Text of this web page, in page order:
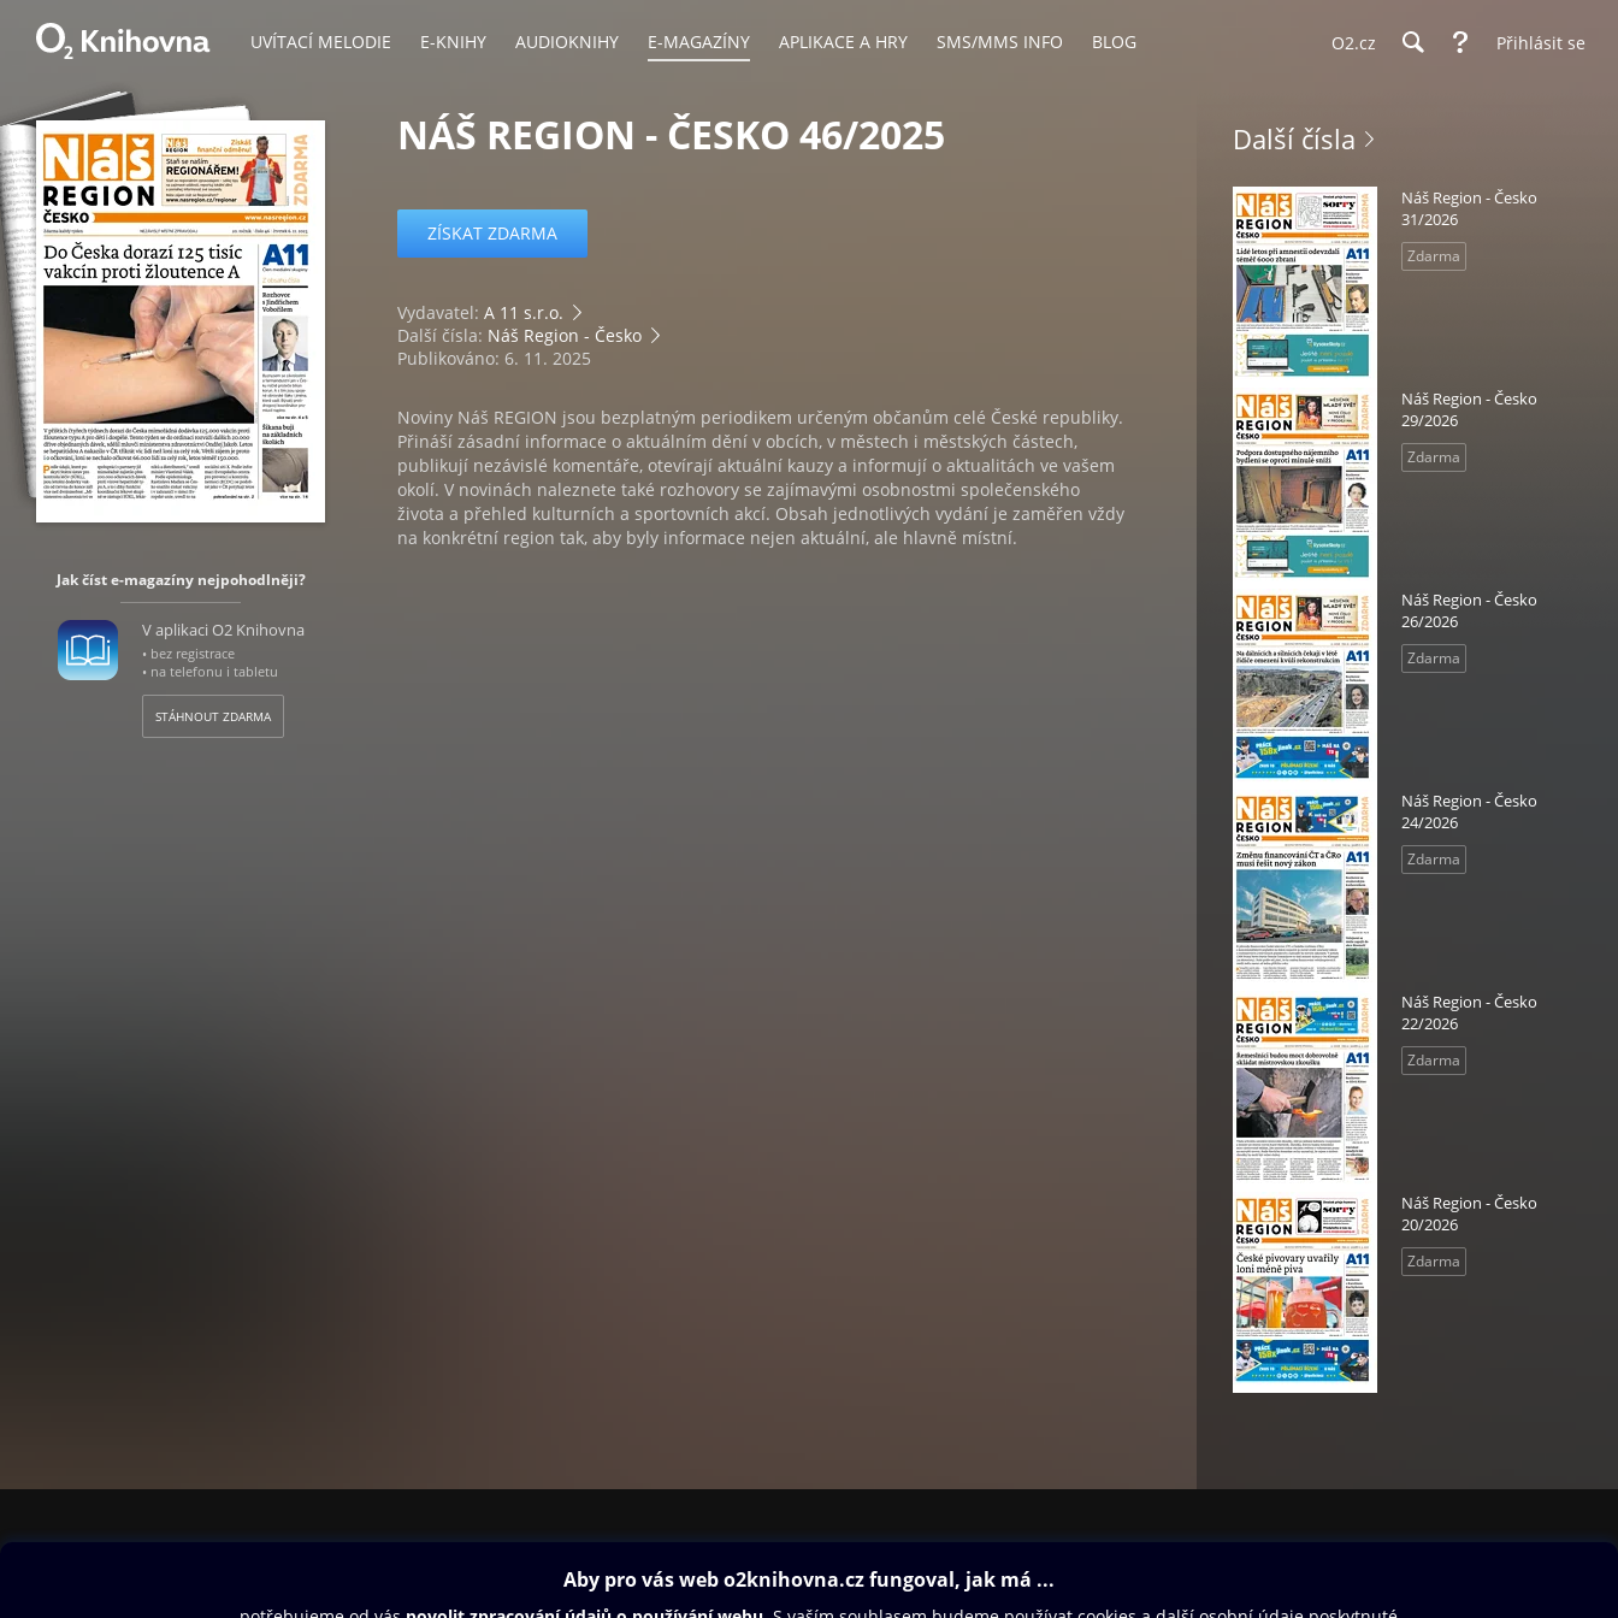
UVÍTACÍ MELODIE E-KNIHY AUDIOKNIHY E-MAGAZÍNY APLIKACE A HRY SMS/MMS INFO BLOG O2.cz Přihlásit se
Jak číst e-magazíny nejpohodlněji?
V aplikaci O2 Knihovna
• bez registrace
• na telefonu i tabletu
STÁHNOUT ZDARMA
NÁŠ REGION - ČESKO 46/2025
ZÍSKAT ZDARMA
Vydavatel: A 11 s.r.o.
Další čísla: Náš Region - Česko
Publikováno: 6. 11. 2025
Noviny Náš REGION jsou bezplatným periodikem určeným občanům celé České republiky.
Přináší zásadní informace o aktuálním dění v obcích, v městech i městských částech,
publikují nezávislé komentáře, otevírají aktuální kauzy a informují o aktualitách ve vašem
okolí. V novinách naleznete také rozhovory se zajímavými osobnostmi společenského
života a přehled kulturních a sportovních akcí. Obsah jednotlivých vydání je zaměřen vždy
na konkrétní region tak, aby byly informace nejen aktuální, ale hlavně místní.
Další čísla
Náš Region - Česko
31/2026
Zdarma
Náš Region - Česko
29/2026
Zdarma
Náš Region - Česko
26/2026
Zdarma
Náš Region - Česko
24/2026
Zdarma
Náš Region - Česko
22/2026
Zdarma
Náš Region - Česko
20/2026
Zdarma
Aplikace a hry